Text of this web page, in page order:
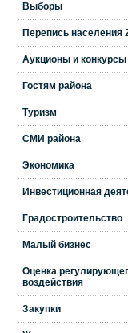
Выборы
Перепись населения
Аукционы и конкурсы
Гостям района
Туризм
СМИ района
Экономика
Инвестиционная
Градостроительство
Малый бизнес
Оценка
воздействия
Закупки